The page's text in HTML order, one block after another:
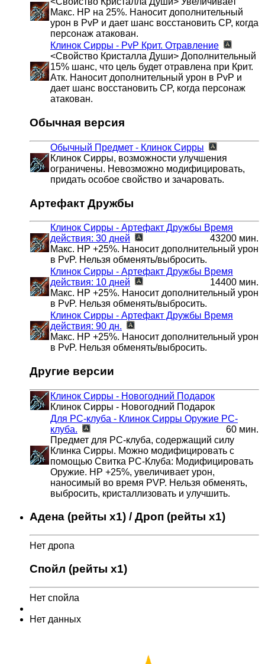
Макс. HP на 25%. Наносит дополнительный
урон в PvP и дает шанс восстановить CP, когда
персонаж атакован.
Клинок Сирры - PvP Крит. Отравление
<Свойство Кристалла Души> Дополнительный
15% шанс, что цель будет отравлена при Крит.
Атк. Наносит дополнительный урон в PvP и
дает шанс восстановить CP, когда персонаж
атакован.
Обычная версия
Обычный Предмет - Клинок Сирры
Клинок Сирры, возможности улучшения
ограничены. Невозможно модифицировать,
придать особое свойство и зачаровать.
Артефакт Дружбы
Клинок Сирры - Артефакт Дружбы Время
действия: 30 дней
43200 мин.
Макс. НР +25%. Наносит дополнительный урон
в PvP. Нельзя обменять/выбросить.
Клинок Сирры - Артефакт Дружбы Время
действия: 10 дней
14400 мин.
Макс. НР +25%. Наносит дополнительный урон
в PvP. Нельзя обменять/выбросить.
Клинок Сирры - Артефакт Дружбы Время
действия: 90 дн.
Макс. НР +25%. Наносит дополнительный урон
в PvP. Нельзя обменять/выбросить.
Другие версии
Клинок Сирры - Новогодний Подарок
Клинок Сирры - Новогодний Подарок
Для РС-клуба - Клинок Сирры Оружие РС-
клуба.
60 мин.
Предмет для РС-клуба, содержащий силу
Клинка Сирры. Можно модифицировать с
помощью Свитка PC-Клуба: Модифицировать
Оружие. НР +25%, увеличивает урон,
наносимый во время PVP. Нельзя обменять,
выбросить, кристаллизовать и улучшить.
Адена (рейты x1) / Дроп (рейты x1)
Нет дропа
Спойл (рейты x1)
Нет спойла
Нет данных